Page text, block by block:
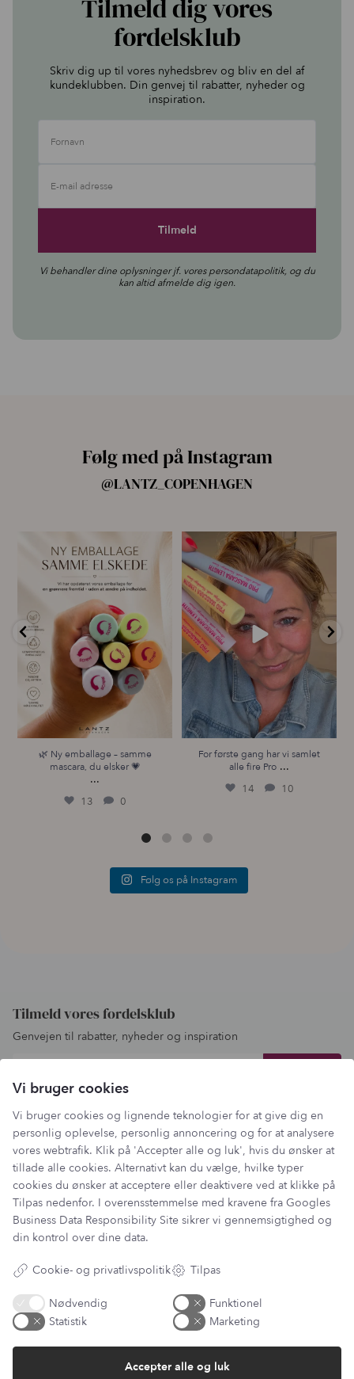
Tilmeld dig vores
fordelsklub
Skriv dig up til vores nyhedsbrev og bliv en del af
kundeklubben. Din genvej til rabatter, nyheder og
inspiration.
Fornavn
E-mail adresse
Vi behandler dine oplysninger jf. vorespersondatapolitik, og du
kan altid afmelde dig igen.
Følg med på Instagram
@LANTZ_COPENHAGEN
🌿 Ny emballage – samme
mascara, du elsker 💗
...
13
🌿 Ny emballage – samme
mascara, du elsker 💗
...
13 0
For første gang har vi samlet
alle fire Pro...
14
For første gang har vi samlet
alle fire Pro ...
14 10
Følg os på Instagram
Har du et spørgsmål?
Du kan kontakte vores kundeservice på:
Tilmeld vores fordelsklub
Genvejen til rabatter, nyheder og inspiration
Vi bruger cookies
Vi bruger cookies og lignende teknologier for at give dig en
personlig oplevelse, personlig annoncering og for at analysere
vores webtrafik. Klik på 'Accepter alle og luk', hvis du ønsker at
tillade alle cookies. Alternativt kan du vælge, hvilke typer
cookies du ønsker at acceptere eller deaktivere ved at klikke på
Tilpas nedenfor. I overensstemmelse med kravene fra Googles
Business Data Responsibility Site sikrer vi gennemsigtighed og
din kontrol over dine data.
Cookie- og privatlivspolitik Tilpas
Nødvendig
Funktionel
Statistik
Marketing
Accepter alle og luk